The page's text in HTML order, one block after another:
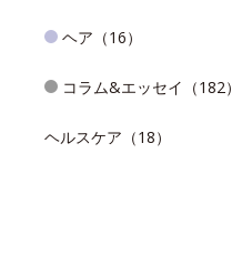
ヘア（16）
コラム&エッセイ（182）
ヘルスケア（18）